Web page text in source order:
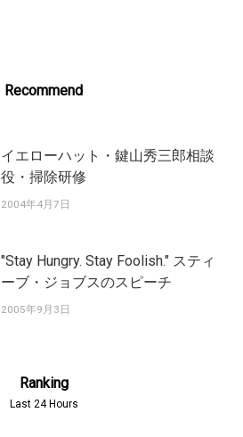
Recommend
イエローハット・鍵山秀三郎相談
役・掃除研修
2004年4月7日
"Stay Hungry. Stay Foolish." スティ
ーブ・ジョブスのスピーチ
2005年9月3日
Ranking
Last 24 Hours